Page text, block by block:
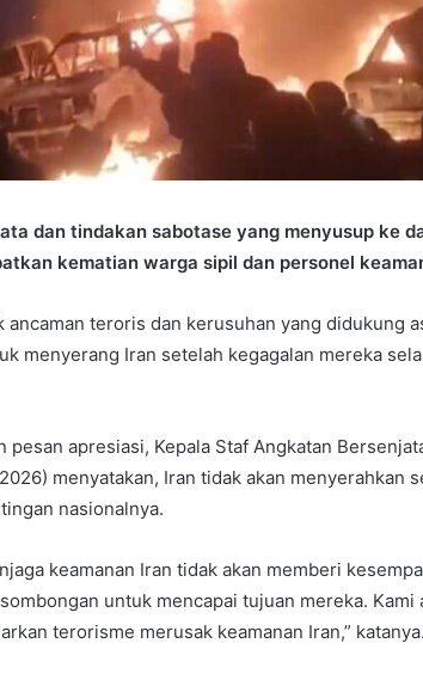
dan tindakan sabotase yang menyusup ke
kematian warga sipil dan personel
teroris dan kerusuhan yang didukung
menyerang Iran setelah kegagalan mereka
pesan apresiasi, Kepala Staf Angkatan
menyatakan, Iran tidak akan menyerahkan
nasionalnya.
keamanan Iran tidak akan memberi
untuk mencapai tujuan mereka. Kami
terorisme merusak keamanan Iran,” katanya.